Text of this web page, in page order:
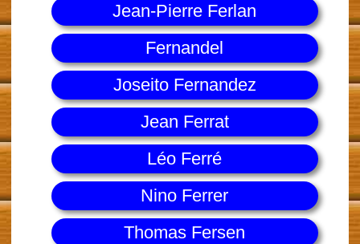
Jean-Pierre Ferlan
Fernandel
Joseito Fernandez
Jean Ferrat
Léo Ferré
Nino Ferrer
Thomas Fersen